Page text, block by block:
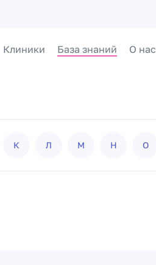
Клиники База знаний О нас
К Л М Н О